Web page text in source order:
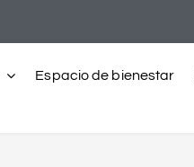
Espacio de bienestar